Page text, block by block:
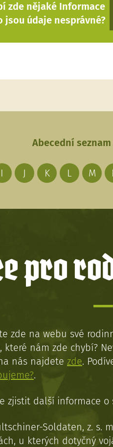
zde nějaké Informace
jsou údaje nesprávné?
Abecední
I J K L M
pro
zde na webu své
které nám zde chybí?
nás najdete zde.
.
zjistit další informace o
Soldaten, z. s.
u kterých dotyčný